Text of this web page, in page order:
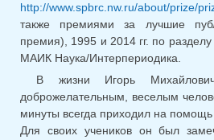
http://www.spbrc.nw.ru/about/prize/
также премиями за лучшие
премия), 1995 и 2014 гг. по
МАИК Наука/Интерпериодика.
В жизни Игорь
доброжелательным, веселым
минуты всегда приходил на
Для своих учеников он был